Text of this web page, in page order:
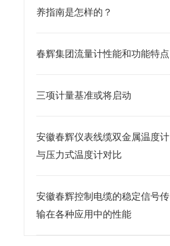
养指南是怎样的？
春辉集团流量计性能和功能特点
三项计量基准或将启动
安徽春辉仪表线缆双金属温度计
与压力式温度计对比
安徽春辉控制电缆的稳定信号传
输在各种应用中的性能